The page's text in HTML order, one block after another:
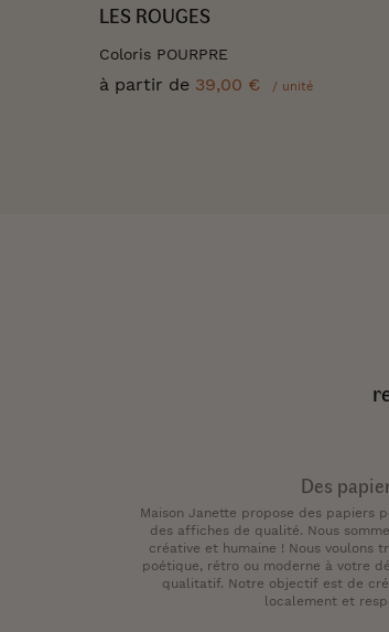
LES ROUGES
Coloris POURPRE
à partir de 39,00 € / unité
Des
Maison Janette propose des papiers
des affiches de qualité. Nous
créative et humaine ! Nous voulons
poétique, rétro ou moderne à votre
qualitatif. Notre objectif est de
localement et